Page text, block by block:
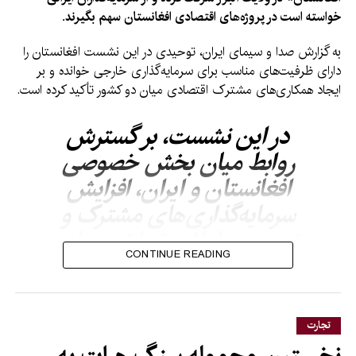
خواسته است در پروژه‌های اقتصادی افغانستان سهم بگیرند.
به گزارش صدا و سیمای ایران، توحیدی در این نشست افغانستان را
دارای ظرفیت‌های مناسب برای سرمایه‌گذاری خارجی خوانده و بر
ایجاد همکاری‌های مشترک اقتصادی میان دو کشور تأکید کرده است.
در این نشست، بر گسترش
روابط میان بخش خصوصی
افغانستان و ایران، افزایش
سرمایه‌گذاری‌های مشترک و
توسعه مبادلات تجارتی میان
دو کشور بحث و گفتگو شده
است.
رئیس اتاق مشترک افغانستان–ایران تأکید کرده است که فرصت‌های
CONTINUE READING
تجارت